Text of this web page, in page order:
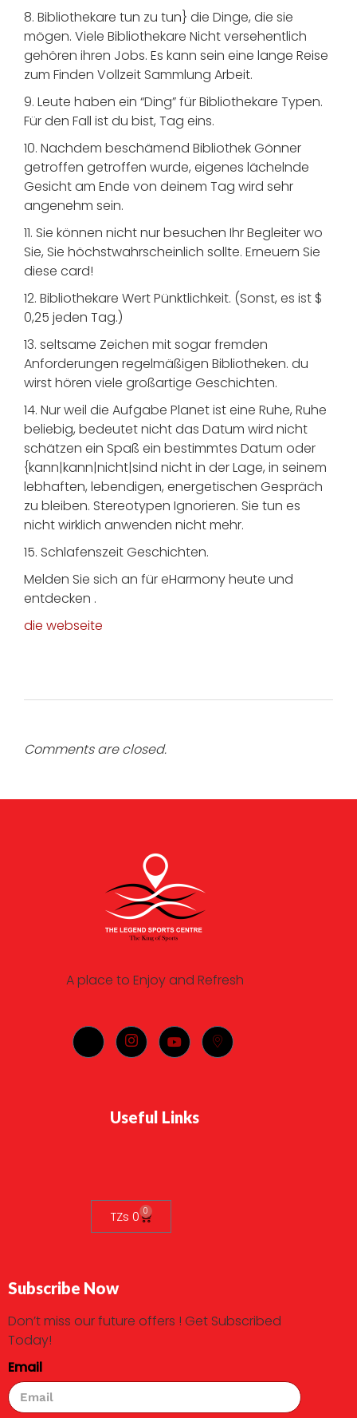
8. Bibliothekare tun zu tun} die Dinge, die sie
mögen. Viele Bibliothekare Nicht versehentlich
gehören ihren Jobs. Es kann sein eine lange Reise
zum Finden Vollzeit Sammlung Arbeit.
9. Leute haben ein “Ding” für Bibliothekare Typen.
Für den Fall ist du bist, Tag eins.
10. Nachdem beschämend Bibliothek Gönner
getroffen getroffen wurde, eigenes lächelnde
Gesicht am Ende von deinem Tag wird sehr
angenehm sein.
11. Sie können nicht nur besuchen Ihr Begleiter wo
Sie, Sie höchstwahrscheinlich sollte. Erneuern Sie
diese card!
12. Bibliothekare Wert Pünktlichkeit. (Sonst, es ist $
0,25 jeden Tag.)
13. seltsame Zeichen mit sogar fremden
Anforderungen regelmäßigen Bibliotheken. du
wirst hören viele großartige Geschichten.
14. Nur weil die Aufgabe Planet ist eine Ruhe, Ruhe
beliebig, bedeutet nicht das Datum wird nicht
schätzen ein Spaß ein bestimmtes Datum oder
{kann|kann|nicht|sind nicht in der Lage, in seinem
lebhaften, lebendigen, energetischen Gespräch
zu bleiben. Stereotypen Ignorieren. Sie tun es
nicht wirklich anwenden nicht mehr. ​​
15. Schlafenszeit Geschichten.
Melden Sie sich an für eHarmony heute und
entdecken .
die webseite
Comments are closed.
A place to Enjoy and Refresh
Useful Links
TZs 0 0
Subscribe Now
Don’t miss our future offers ! Get Subscribed
Today!
Email